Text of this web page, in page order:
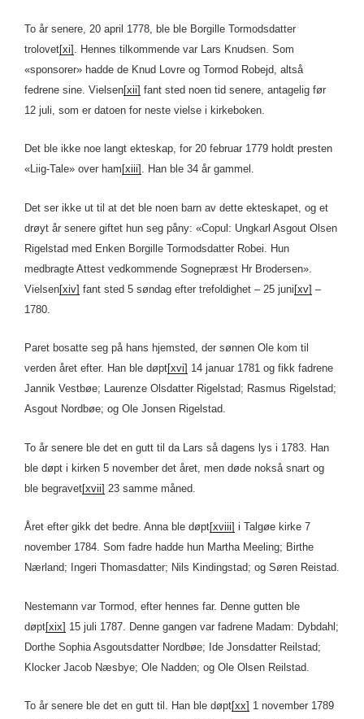
To år senere, 20 april 1778, ble ble Borgille Tormodsdatter
trolovet[xi] . Hennes tilkommende var Lars Knudsen. Som
«sponsorer» hadde de Knud Lovre og Tormod Robejd, altså
fedrene sine. Vielsen[xii] fant sted noen tid senere, antagelig før
12 juli, som er datoen for neste vielse i kirkeboken.
Det ble ikke noe langt ekteskap, for 20 februar 1779 holdt presten
«Liig-Tale» over ham [xiii] . Han ble 34 år gammel.
Det ser ikke ut til at det ble noen barn av dette ekteskapet, og et
drøyt år senere giftet hun seg påny: «Copul: Ungkarl Asgout Olsen
Rigelstad med Enken Borgille Tormodsdatter Robei. Hun
medbragte Attest vedkommende Sognepræst Hr Brodersen».
Vielsen[xiv] fant sted 5 søndag efter trefoldighet – 25 juni[xv] –
1780.
Paret bosatte seg på hans hjemsted, der sønnen Ole kom til
verden året efter. Han ble døpt[xvi] 14 januar 1781 og fikk fadrene
Jannik Vestbøe; Laurenze Olsdatter Rigelstad; Rasmus Rigelstad;
Asgout Nordbøe; og Ole Jonsen Rigelstad.
To år senere ble det en gutt til da Lars så dagens lys i 1783. Han
ble døpt i kirken 5 november det året, men døde nokså snart og
ble begravet[xvii] 23 samme måned.
Året efter gikk det bedre. Anna ble døpt[xviii] i Talgøe kirke 7
november 1784. Som fadre hadde hun Martha Meeling; Birthe
Nærland; Ingeri Thomasdatter; Nils Kindingstad; og Søren Reistad.
Nestemann var Tormod, efter hennes far. Denne gutten ble
døpt[xix] 15 juli 1787. Denne gangen var fadrene Madam: Dybdahl;
Dorthe Sophia Asgoutsdatter Nordbøe; Ide Jonsdatter Reilstad;
Klocker Jacob Næsbye; Ole Nadden; og Ole Olsen Reilstad.
To år senere ble det en gutt til. Han ble døpt[xx] 1 november 1789